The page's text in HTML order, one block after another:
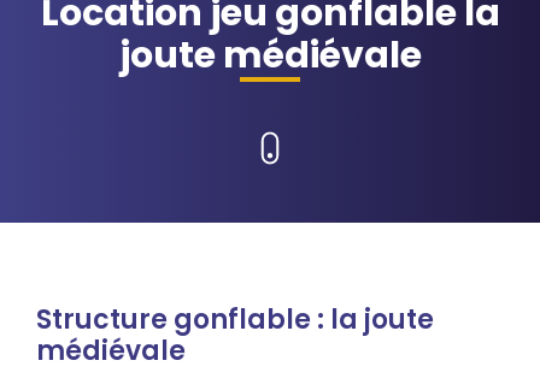
Location jeu gonflable la
joute médiévale
Structure gonflable : la joute
médiévale